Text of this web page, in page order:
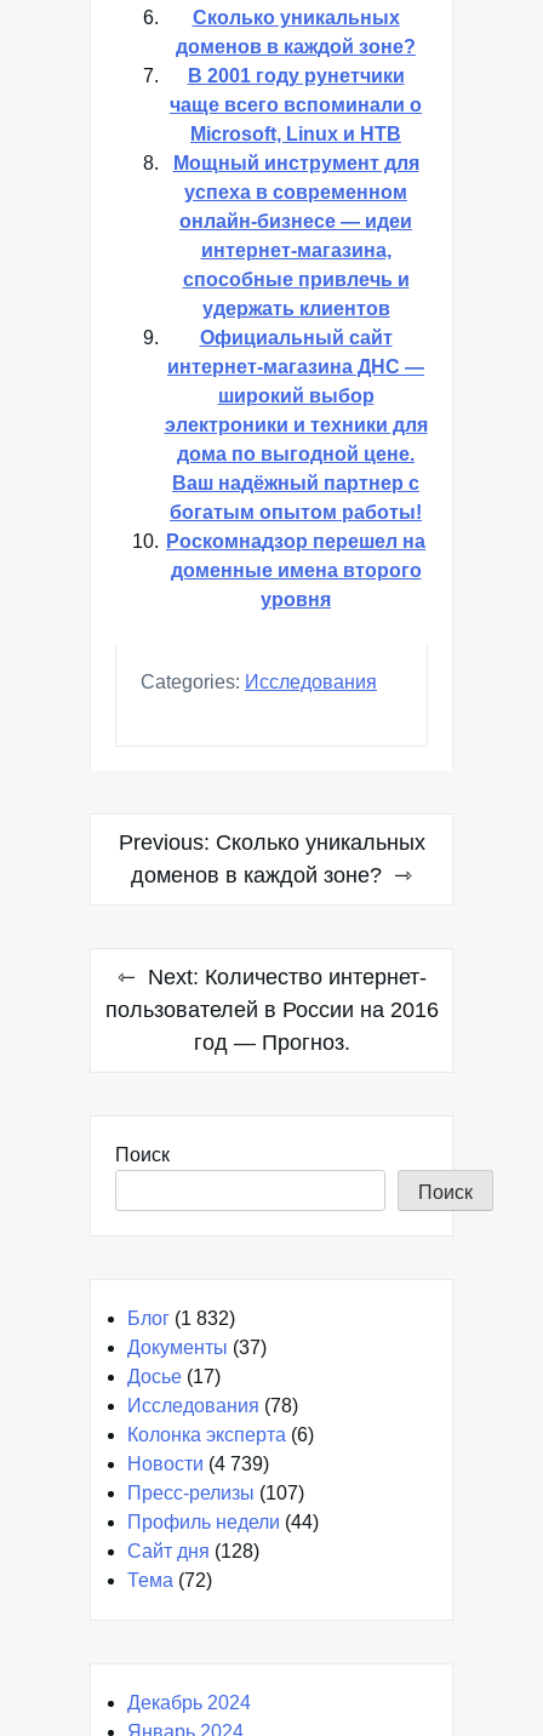
Сколько уникальных
доменов в каждой зоне?
В 2001 году рунетчики
чаще всего вспоминали о
Microsoft, Linux и НТВ
Мощный инструмент для
успеха в современном
онлайн-бизнесе — идеи
интернет-магазина,
способные привлечь и
удержать клиентов
Официальный сайт
интернет-магазина ДНС —
широкий выбор
электроники и техники для
дома по выгодной цене.
Ваш надёжный партнер с
богатым опытом работы!
Роскомнадзор перешел на
доменные имена второго
уровня
Categories: Исследования
Навигация
Previous: Сколько уникальных
доменов в каждой зоне?
Next: Количество интернет-
пользователей в России на 2016
год — Прогноз.
Поиск
Поиск
Блог (1 832)
Документы (37)
Досье (17)
Исследования (78)
Колонка эксперта (6)
Новости (4 739)
Пресс-релизы (107)
Профиль недели (44)
Сайт дня (128)
Тема (72)
Декабрь 2024
Январь 2024